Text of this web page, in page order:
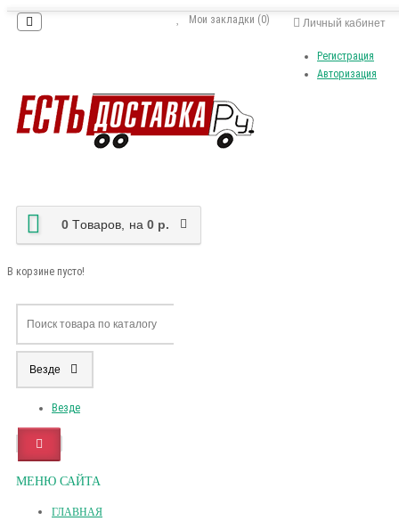
Личный кабинет
Регистрация
Авторизация
Мои закладки (0)
0 Tоваров, на 0 р.
В корзине пусто!
Везде
Везде
МЕНЮ САЙТА
ГЛАВНАЯ